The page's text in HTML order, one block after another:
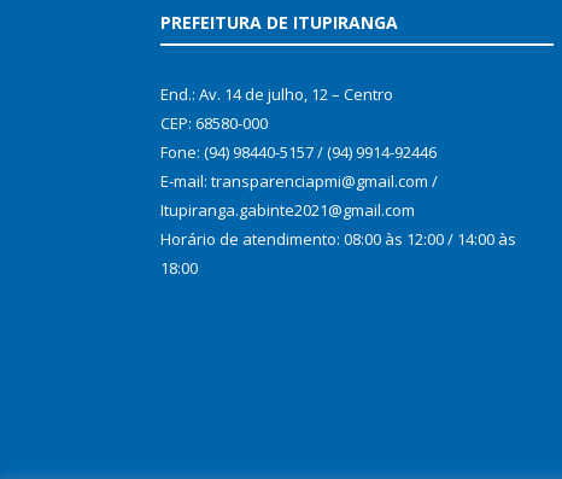
PREFEITURA DE ITUPIRANGA
End.: Av. 14 de julho, 12 – Centro
CEP: 68580-000
Fone: (94) 98440-5157 / (94) 9914-92446
E-mail: transparenciapmi@gmail.com /
Itupiranga.gabinte2021@gmail.com
Horário de atendimento: 08:00 às 12:00 / 14:00 às
18:00